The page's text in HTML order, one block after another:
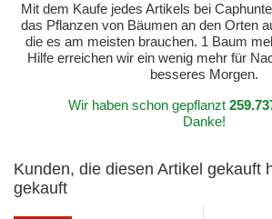
Mit dem Kaufe jedes Artikels bei
das Pflanzen von Bäumen an den Orten
die es am meisten brauchen. 1 Baum
Hilfe erreichen wir ein wenig mehr für
besseres Morgen.
Wir haben schon gepflanzt
Danke!
Kunden, die diesen Artikel gekauft
gekauft